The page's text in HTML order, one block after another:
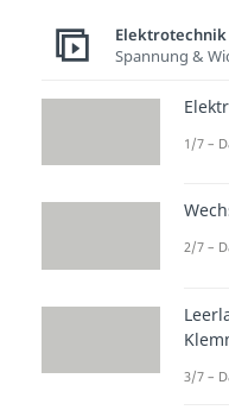
Was
Der
Spannung &
1/7 –
2/7 –
3/7 –